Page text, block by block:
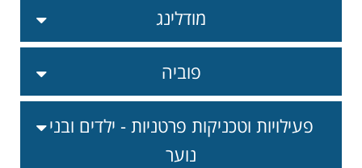
מודלינג
פוביה
פעילויות וטכניקות פרטניות - ילדים ובני
נוער